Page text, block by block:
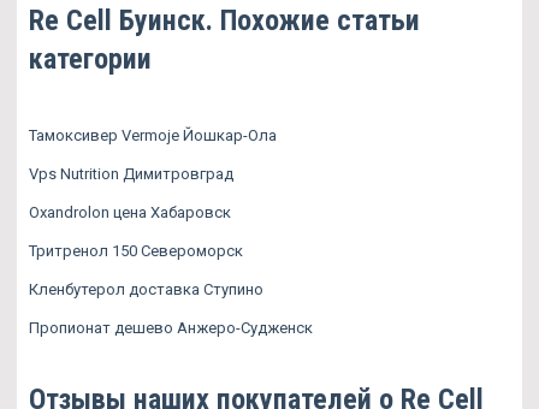
Re Cell Буинск. Похожие статьи
категории
Тамоксивер Vermoje Йошкар-Ола
Vps Nutrition Димитровград
Oxandrolon цена Хабаровск
Тритренол 150 Североморск
Кленбутерол доставка Ступино
Пропионат дешево Анжеро-Судженск
Отзывы наших покупателей о Re Cell